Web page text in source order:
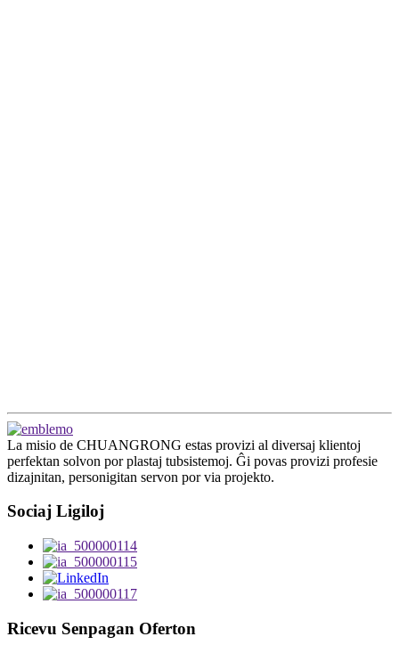
La misio de CHUANGRONG estas provizi al diversaj klientoj
perfektan solvon por plastaj tubsistemoj. Ĝi povas provizi profesie
dizajnitan, personigitan servon por via projekto.
Sociaj Ligiloj
Ricevu Senpagan Oferton